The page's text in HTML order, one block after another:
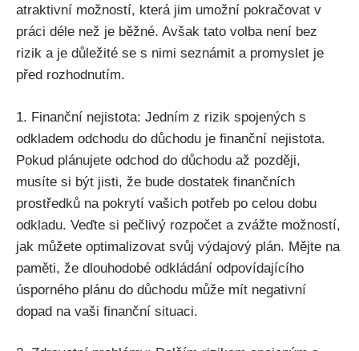
atraktivní možností, která jim umožní pokračovat v
práci déle než je běžné. Avšak tato volba není bez
rizik a je důležité se s nimi seznámit a promyslet je
před rozhodnutím.
1. Finanční nejistota: Jedním z rizik spojených s
odkladem odchodu do důchodu je finanční nejistota.
Pokud plánujete odchod do důchodu až později,
musíte si být jisti, že bude dostatek finančních
prostředků na pokrytí vašich potřeb po celou dobu
odkladu. Veďte si pečlivý rozpočet a zvážte možností,
jak můžete optimalizovat svůj výdajový plán. Mějte na
paměti, že dlouhodobé odkládání odpovídajícího
úsporného plánu do důchodu může mít negativní
dopad na vaši finanční situaci.